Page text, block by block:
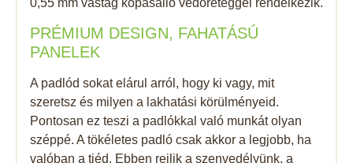
PRÉMIUM DESIGN, FAHATÁSÚ
PANELEK
A padlód sokat elárul arról, hogy ki vagy, mit
szeretsz és milyen a lakhatási körülményeid.
Pontosan ez teszi a padlókkal való munkát olyan
széppé. A tökéletes padló csak akkor a legjobb, ha
valóban a tiéd. Ebben rejlik a szenvedélyünk, a